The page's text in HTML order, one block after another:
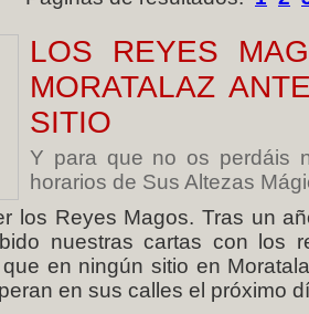
LOS REYES
MORATALAZ
SITIO
Y para que no os perdáis
horarios de Sus Altezas
los Reyes Magos. Tras un
nuestras cartas con los
en ningún sitio en
en sus calles el próximo